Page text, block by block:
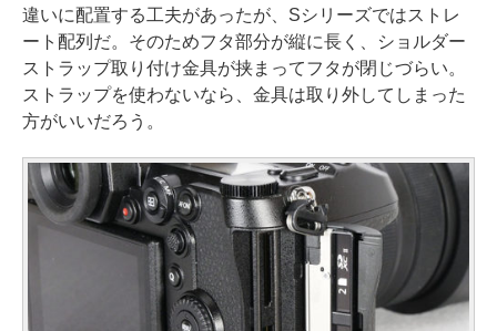
違いに配置する工夫があったが、Sシリーズではストレ
ート配列だ。そのためフタ部分が縦に長く、ショルダー
ストラップ取り付け金具が挟まってフタが閉じづらい。
ストラップを使わないなら、金具は取り外してしまった
方がいいだろう。